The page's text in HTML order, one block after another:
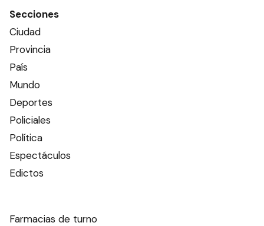
Secciones
Ciudad
Provincia
País
Mundo
Deportes
Policiales
Política
Espectáculos
Edictos
Farmacias de turno